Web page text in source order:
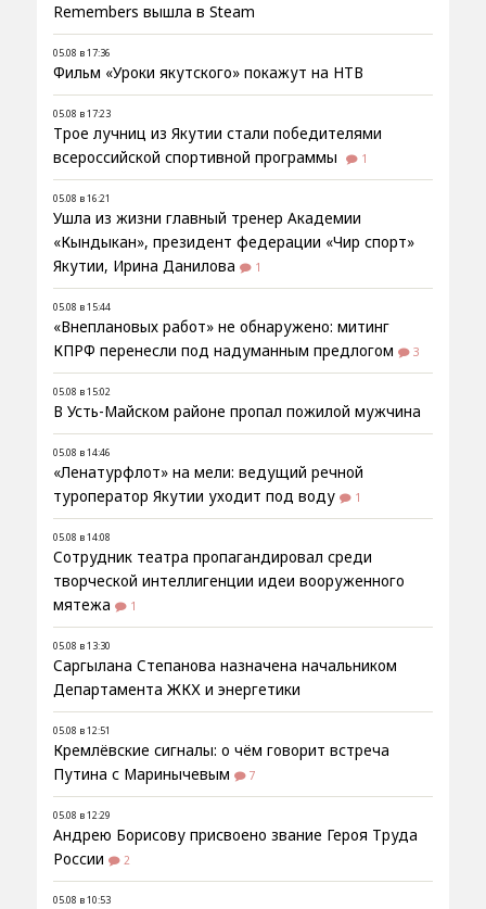
Remembers вышла в Steam
05.08 в 17:36
Фильм «Уроки якутского» покажут на НТВ
05.08 в 17:23
Трое лучниц из Якутии стали победителями
всероссийской спортивной программы
1
05.08 в 16:21
Ушла из жизни главный тренер Академии
«Кындыкан», президент федерации «Чир спорт»
Якутии, Ирина Данилова
1
05.08 в 15:44
«Внеплановых работ» не обнаружено: митинг
КПРФ перенесли под надуманным предлогом
3
05.08 в 15:02
В Усть-Майском районе пропал пожилой мужчина
05.08 в 14:46
«Ленатурфлот» на мели: ведущий речной
туроператор Якутии уходит под воду
1
05.08 в 14:08
Сотрудник театра пропагандировал среди
творческой интеллигенции идеи вооруженного
мятежа
1
05.08 в 13:30
Саргылана Степанова назначена начальником
Департамента ЖКХ и энергетики
05.08 в 12:51
Кремлёвские сигналы: о чём говорит встреча
Путина с Маринычевым
7
05.08 в 12:29
Андрею Борисову присвоено звание Героя Труда
России
2
05.08 в 10:53